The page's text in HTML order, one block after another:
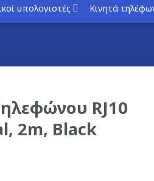
υπολογιστές Κινητά
RJ10
2m, Black